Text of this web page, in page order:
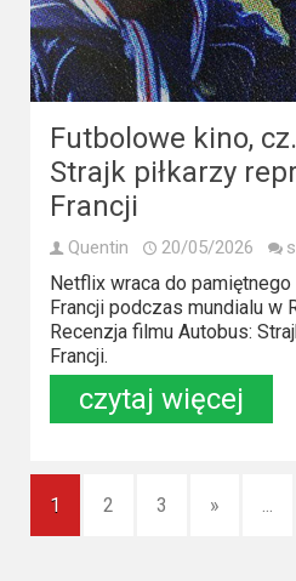
Futbolowe kino,
Strajk piłkarzy
Francji
Quentin 20/05/2026
Netflix wraca do
Francji podczas mundialu w
Recenzja filmu Autobus:
Francji.
czytaj więcej
1 2 3 » ...